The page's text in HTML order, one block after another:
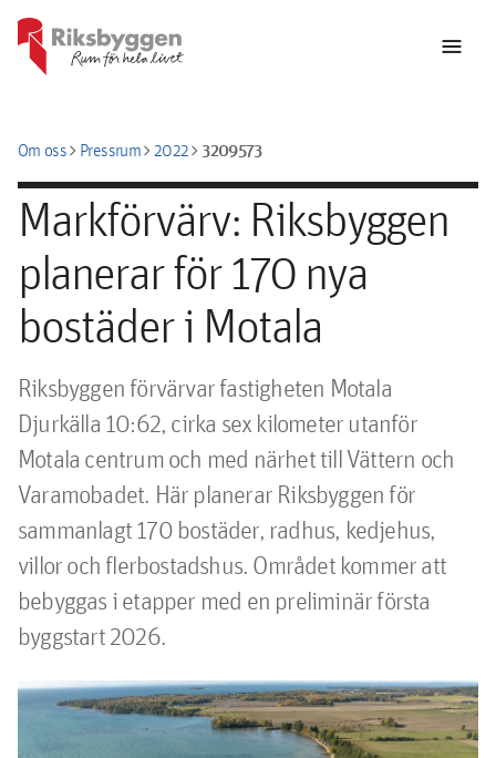
menu
Om osschevron_rightPressrumchevron_right2022chevron_right3209573
Markförvärv: Riksbyggen
planerar för 170 nya
bostäder i Motala
Riksbyggen förvärvar fastigheten Motala
Djurkälla 10:62, cirka sex kilometer utanför
Motala centrum och med närhet till Vättern och
Varamobadet. Här planerar Riksbyggen för
sammanlagt 170 bostäder, radhus, kedjehus,
villor och flerbostadshus. Området kommer att
bebyggas i etapper med en preliminär första
byggstart 2026.